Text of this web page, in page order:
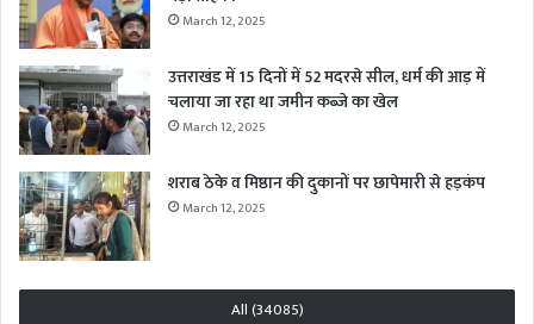
March 12, 2025
उत्तराखंड में 15 दिनों में 52 मदरसे सील, धर्म की आड़ में
चलाया जा रहा था जमीन कब्जे का खेल
March 12, 2025
शराब ठेके व मिष्ठान की दुकानों पर छापेमारी से हड़कंप
March 12, 2025
All (34085)